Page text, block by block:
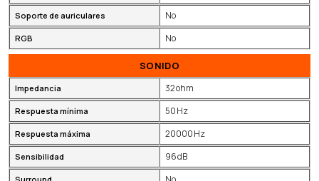
Soporte de auriculares No
RGB No
SONIDO
Impedancia 32 ohm
Respuesta mínima 50 Hz
Respuesta máxima 20000 Hz
Sensibilidad 96 dB